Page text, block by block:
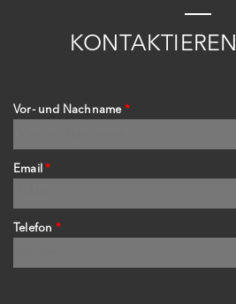
KONTAKTIEREN
Vor- und Nachname *
Email*
Telefon *